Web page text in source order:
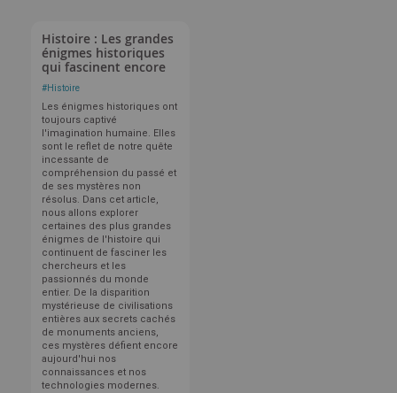
Histoire : Les grandes
énigmes historiques
qui fascinent encore
#Histoire
Les énigmes historiques ont
toujours captivé
l'imagination humaine. Elles
sont le reflet de notre quête
incessante de
compréhension du passé et
de ses mystères non
résolus. Dans cet article,
nous allons explorer
certaines des plus grandes
énigmes de l'histoire qui
continuent de fasciner les
chercheurs et les
passionnés du monde
entier. De la disparition
mystérieuse de civilisations
entières aux secrets cachés
de monuments anciens,
ces mystères défient encore
aujourd'hui nos
connaissances et nos
technologies modernes.